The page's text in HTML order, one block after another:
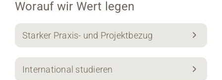
Worauf wir Wert legen
Starker Praxis- und Projektbezug
International studieren